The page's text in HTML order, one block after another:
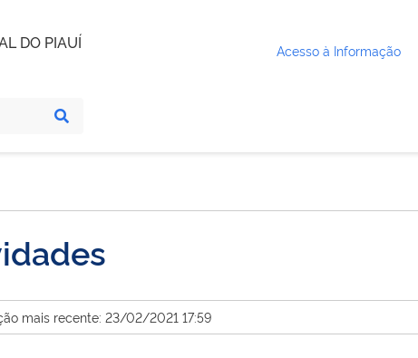
DO PIAUÍ Acesso à Informação
mais recente: 23/02/2021 17:59